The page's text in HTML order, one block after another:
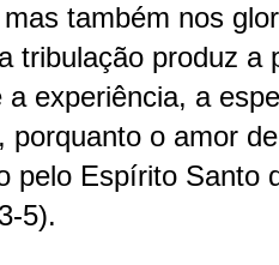
também nos
tribulação produz a
a experiência, a
porquanto o amor
pelo Espírito Santo
5).